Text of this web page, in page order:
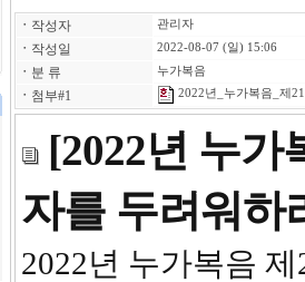
ㆍ 작성자 관리자
ㆍ 작성일 2022-08-07 (일) 15:06
ㆍ 분 류 누가복음
ㆍ 첨부#1 2022년_누가복음_제
[2022년 누가
자를 두려워하
2022년